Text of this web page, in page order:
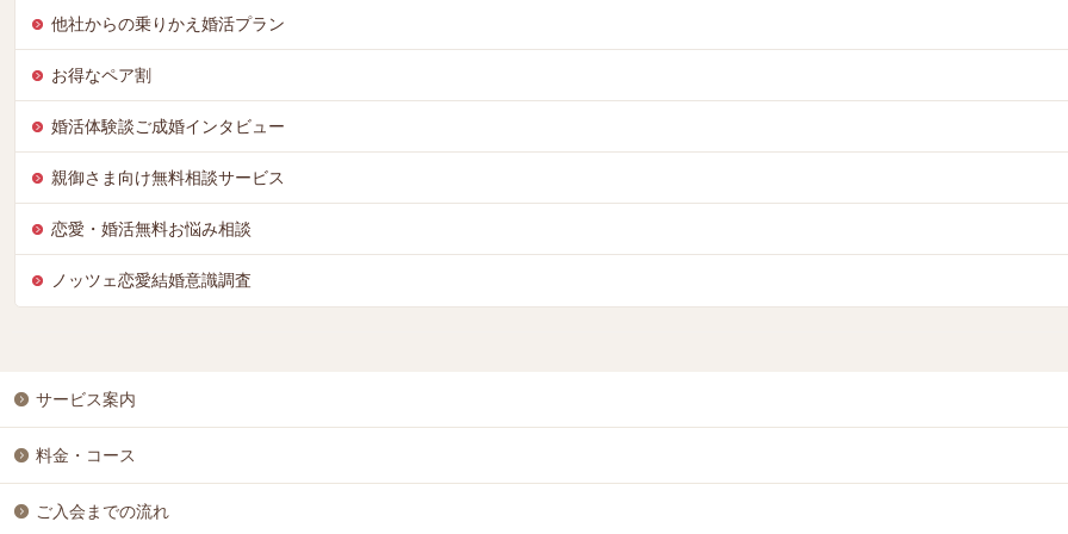
他社からの乗りかえ婚活プラン
お得なペア割
婚活体験談ご成婚インタビュー
親御さま向け無料相談サービス
恋愛・婚活無料お悩み相談
ノッツェ恋愛結婚意識調査
サービス案内
料金・コース
ご入会までの流れ